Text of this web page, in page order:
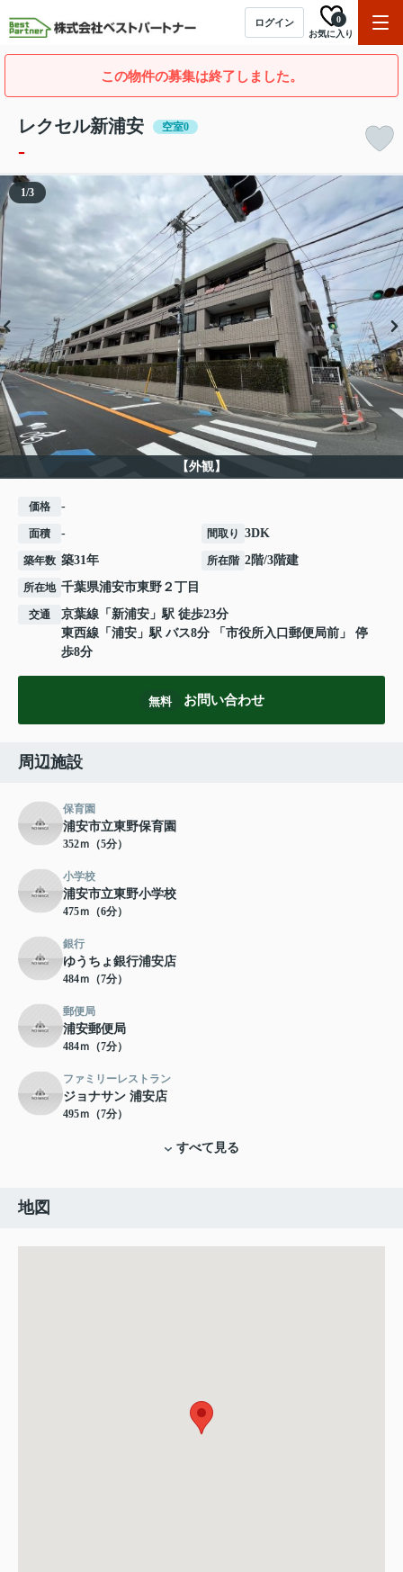
ログイン
お気に入り
0
この物件の募集は終了しました。
レクセル新浦安 空室0
-
【外観】
1/3
価格 -
面積 - 間取り 3DK
築年数 築31年 所在階 2階/3階建
所在地 千葉県浦安市東野 ２丁目
交通 京葉線 「 新浦安 」駅 徒歩23分
東西線 「 浦安 」駅 バス8分 「市役所入口郵便局前」 停
歩8分
無料 お問い合わせ
周辺施設
保育園
浦安市立東野保育園
352ｍ（5分）
小学校
浦安市立東野小学校
475ｍ（6分）
銀行
ゆうちょ銀行浦安店
484ｍ（7分）
郵便局
浦安郵便局
484ｍ（7分）
ファミリーレストラン
ジョナサン 浦安店
495ｍ（7分）
すべて見る
地図